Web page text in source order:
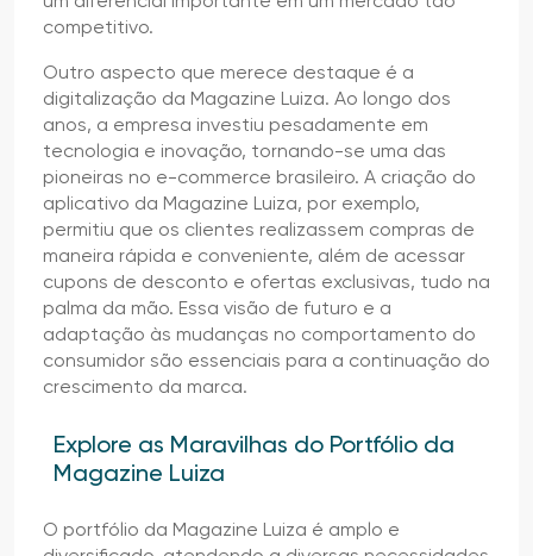
competitivo.
Outro aspecto que merece destaque é a
digitalização da Magazine Luiza. Ao longo dos
anos, a empresa investiu pesadamente em
tecnologia e inovação, tornando-se uma das
pioneiras no e-commerce brasileiro. A criação do
aplicativo da Magazine Luiza, por exemplo,
permitiu que os clientes realizassem compras de
maneira rápida e conveniente, além de acessar
cupons de desconto e ofertas exclusivas, tudo na
palma da mão. Essa visão de futuro e a
adaptação às mudanças no comportamento do
consumidor são essenciais para a continuação do
crescimento da marca.
Explore as Maravilhas do Portfólio da
Magazine Luiza
O portfólio da Magazine Luiza é amplo e